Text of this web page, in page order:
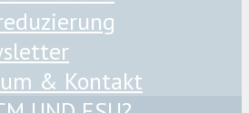
& Kontakt